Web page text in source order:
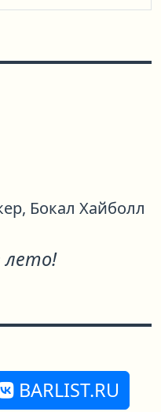
Бокал Хайболл
лето!
BARLIST.RU